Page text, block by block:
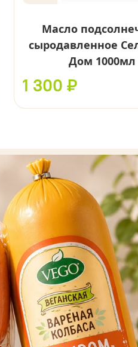
Масло
сыродавленное
Дом 1000мл
1 300 ₽